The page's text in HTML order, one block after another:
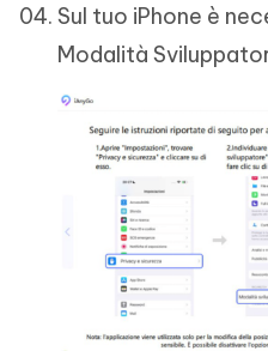
Sul tuo iPhone è
Modalità